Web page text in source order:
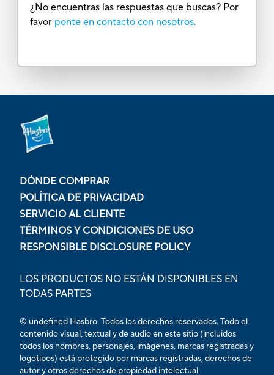
¿No encuentras las respuestas que buscas? Por
favor ponte en contacto con nosotros.
DÓNDE COMPRAR
POLÍTICA DE PRIVACIDAD
SERVICIO AL CLIENTE
TÉRMINOS Y CONDICIONES DE USO
RESPONSIBLE DISCLOSURE POLICY
LOS PRODUCTOS NO ESTÁN DISPONIBLES EN
TODAS PARTES
© undefined Hasbro. Todos los derechos reservados. Todo el
contenido visual, textual y de audio en este sitio (incluidos
todos los nombres, personajes, imágenes, marcas registradas y
logotipos) está protegido por marcas registradas, derechos de
autor y otros derechos de propiedad intelectual